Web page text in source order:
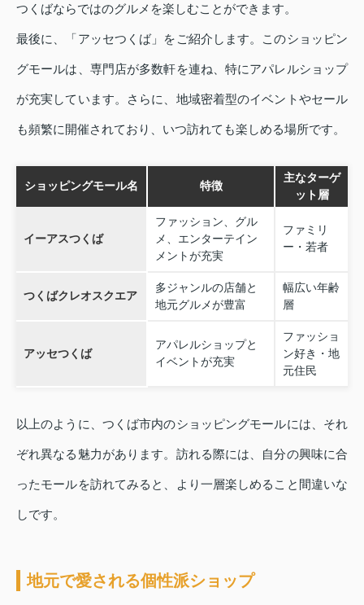
つくばならではのグルメを楽しむことができます。
最後に、「アッセつくば」をご紹介します。このショッピン
グモールは、専門店が多数軒を連ね、特にアパレルショップ
が充実しています。さらに、地域密着型のイベントやセール
も頻繁に開催されており、いつ訪れても楽しめる場所です。
ショッピングモール名 特徴
主なターゲ
ット層
イーアスつくば
ファッション、グル
メ、エンターテイン
メントが充実
ファミリ
ー・若者
つくばクレオスクエア
多ジャンルの店舗と
地元グルメが豊富
幅広い年齢
層
アッセつくば
アパレルショップと
イベントが充実
ファッショ
ン好き・地
元住民
以上のように、つくば市内のショッピングモールには、それ
ぞれ異なる魅力があります。訪れる際には、自分の興味に合
ったモールを訪れてみると、より一層楽しめること間違いな
しです。
地元で愛される個性派ショップ